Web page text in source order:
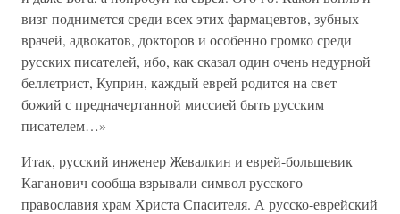
визг поднимется среди всех этих фармацевтов, зубных
врачей, адвокатов, докторов и особенно громко среди
русских писателей, ибо, как сказал один очень недурной
беллетрист, Куприн, каждый еврей родится на свет
божий с предначертанной миссией быть русским
писателем…»
Итак, русский инженер Жевалкин и еврей-большевик
Каганович сообща взрывали символ русского
православия храм Христа Спасителя. А русско-еврейский